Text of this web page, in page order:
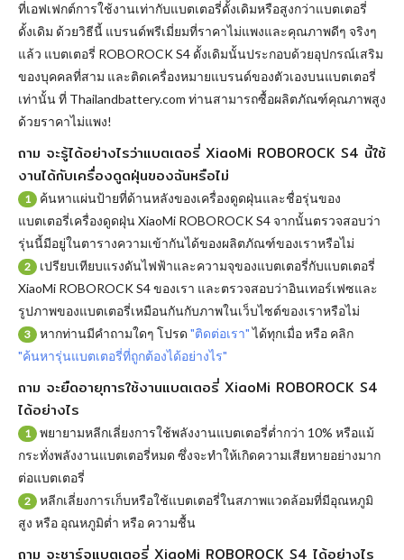
ที่เอฟเฟกต์การใช้งานเท่ากับแบตเตอรี่ดั้งเดิมหรือสูงกว่าแบตเตอรี่
ดั้งเดิม ด้วยวิธีนี้ แบรนด์พรีเมี่ยมที่ราคาไม่แพงและคุณภาพดีๆ จริงๆ
แล้ว แบตเตอรี่ ROBOROCK S4 ดั้งเดิมนั้นประกอบด้วยอุปกรณ์เสริม
ของบุคคลที่สาม และติดเครื่องหมายแบรนด์ของตัวเองบนแบตเตอรี่
เท่านั้น ที่ Thailandbattery.com ท่านสามารถซื้อผลิตภัณฑ์คุณภาพสูง
ด้วยราคาไม่แพง!
ถาม จะรู้ได้อย่างไรว่าแบตเตอรี่ XiaoMi ROBOROCK S4 นี้ใช้
งานได้กับเครื่องดูดฝุ่นของฉันหรือไม่
1
ค้นหาแผ่นป้ายที่ด้านหลังของเครื่องดูดฝุ่นและชื่อรุ่นของ
แบตเตอรี่เครื่องดูดฝุ่น XiaoMi ROBOROCK S4 จากนั้นตรวจสอบว่า
รุ่นนี้มีอยู่ในตารางความเข้ากันได้ของผลิตภัณฑ์ของเราหรือไม่
2
เปรียบเทียบแรงดันไฟฟ้าและความจุของแบตเตอรี่กับแบตเตอรี่
XiaoMi ROBOROCK S4 ของเรา และตรวจสอบว่าอินเทอร์เฟซและ
รูปภาพของแบตเตอรี่เหมือนกันกับภาพในเว็บไซต์ของเราหรือไม่
3 หากท่านมีคำถามใดๆ โปรด "ติดต่อเรา"ได้ทุกเมื่อ หรือ คลิก
"ค้นหารุ่นแบตเตอรี่ที่ถูกต้องได้อย่างไร"
ถาม จะยืดอายุการใช้งานแบตเตอรี่ XiaoMi ROBOROCK S4
ได้อย่างไร
1
พยายามหลีกเลี่ยงการใช้พลังงานแบตเตอรี่ต่ำกว่า 10% หรือแม้
กระทั่งพลังงานแบตเตอรี่หมด ซึ่งจะทำให้เกิดความเสียหายอย่างมาก
ต่อแบตเตอรี่
2
หลีกเลี่ยงการเก็บหรือใช้แบตเตอรี่ในสภาพแวดล้อมที่มีอุณหภูมิ
สูง หรือ อุณหภูมิต่ำ หรือ ความชื้น
ถาม จะชาร์จแบตเตอรี่ XiaoMi ROBOROCK S4 ได้อย่างไร